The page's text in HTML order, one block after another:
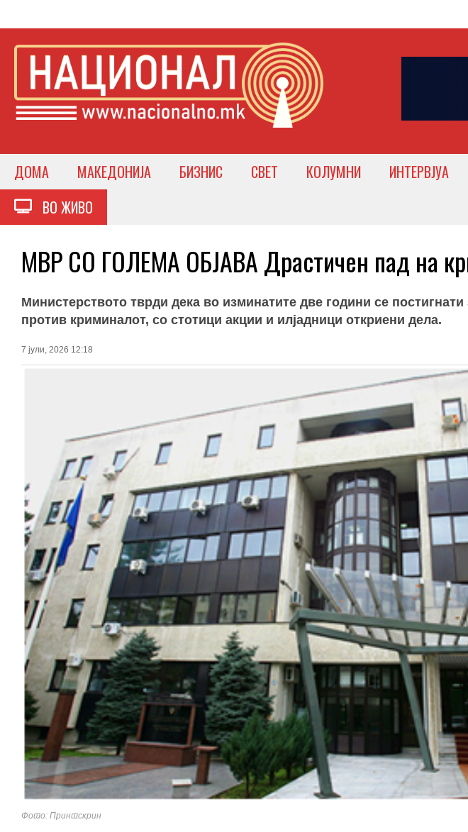
ДОМА МАКЕДОНИЈА БИЗНИС СВЕТ КОЛУМНИ ИНТЕРВЈУА
ВО ЖИВО
МВР СО ГОЛЕМА ОБЈАВА Драстичен пад на
Министерството тврди дека во изминатите две години се постигнати
против криминалот, со стотици акции и илјадници откриени дела.
7 јули, 2026 12:18
Фото: Принтскрин